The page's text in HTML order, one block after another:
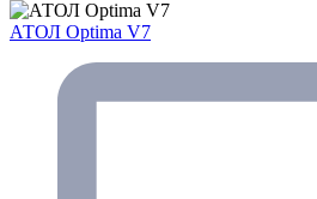
АТОЛ Optima V7